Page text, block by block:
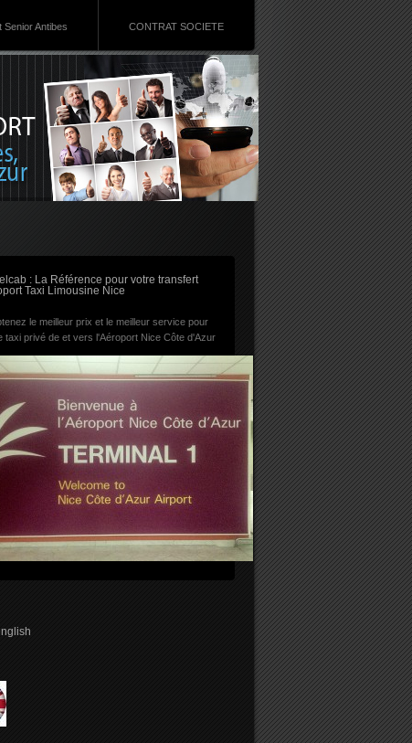
Senior Antibes CONTRAT SOCIETE
RSS
: La Référence pour votre transfert
Taxi Limousine Nice
le meilleur prix et le meilleur service pour
taxi privé de et vers l'Aéroport Nice Côte d'Azur